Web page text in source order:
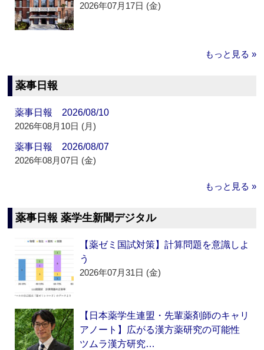
2026年07月17日 (金)
もっと見る »
薬事日報
薬事日報 2026/08/10
2026年08月10日 (月)
薬事日報 2026/08/07
2026年08月07日 (金)
もっと見る »
薬事日報 薬学生新聞デジタル
【薬ゼミ国試対策】計算問題を意識しよ
う
2026年07月31日 (金)
【日本薬学生連盟・先輩薬剤師のキャリ
アノート】広がる漢方薬研究の可能性
ツムラ漢方研究…